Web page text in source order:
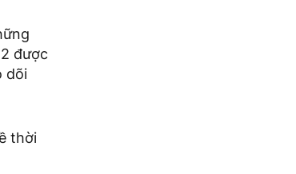
được
dõi
thời